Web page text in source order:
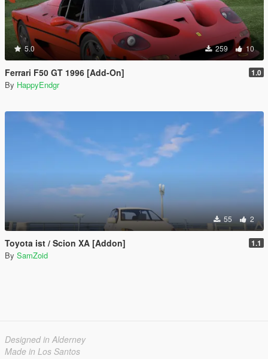
5.0 259 10
Ferrari F50 GT 1996 [Add-On] 1.0
By HappyEndgr
55 2
Toyota ist / Scion XA [Addon] 1.1
By SamZoid
Designed in Alderney
Made in Los Santos